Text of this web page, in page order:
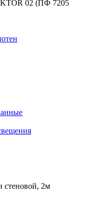
02 (ПФ 7205